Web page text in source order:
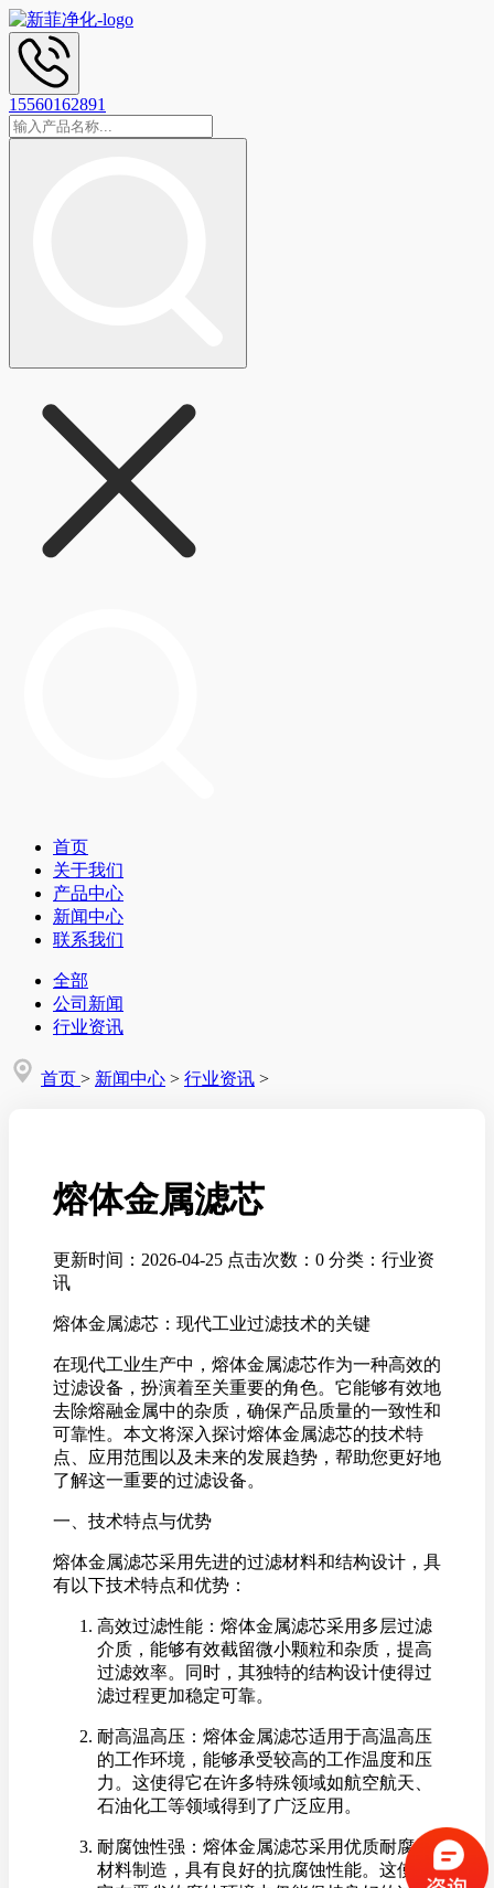
15560162891
首页
关于我们
产品中心
新闻中心
联系我们
全部
公司新闻
行业资讯
首页 > 新闻中心 > 行业资讯 >
熔体金属滤芯
更新时间：2026-04-25 点击次数：0 分类：行业资
讯
熔体金属滤芯：现代工业过滤技术的关键
在现代工业生产中，熔体金属滤芯作为一种高效的
过滤设备，扮演着至关重要的角色。它能够有效地
去除熔融金属中的杂质，确保产品质量的一致性和
可靠性。本文将深入探讨熔体金属滤芯的技术特
点、应用范围以及未来的发展趋势，帮助您更好地
了解这一重要的过滤设备。
一、技术特点与优势
熔体金属滤芯采用先进的过滤材料和结构设计，具
有以下技术特点和优势：
高效过滤性能：熔体金属滤芯采用多层过滤
介质，能够有效截留微小颗粒和杂质，提高
过滤效率。同时，其独特的结构设计使得过
滤过程更加稳定可靠。
耐高温高压：熔体金属滤芯适用于高温高压
的工作环境，能够承受较高的工作温度和压
力。这使得它在许多特殊领域如航空航天、
石油化工等领域得到了广泛应用。
耐腐蚀性强：熔体金属滤芯采用优质耐腐蚀
材料制造，具有良好的抗腐蚀性能。这使得